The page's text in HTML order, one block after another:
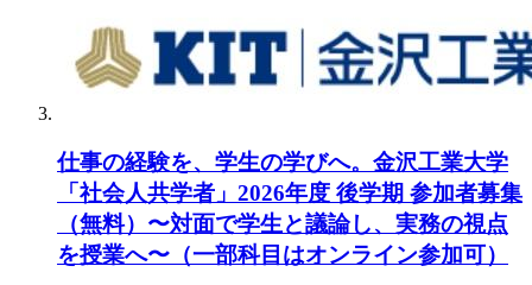
仕事の経験を、学生の学びへ。金沢工業大学
「社会人共学者」2026年度 後学期 参加者募集
（無料）〜対面で学生と議論し、実務の視点
を授業へ〜（一部科目はオンライン参加可）